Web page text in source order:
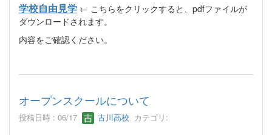
学校自由見学 ← こちらをクリックすると、pdfファイルが
ダウンロードされます。
内容をご確認ください。
オープンスクールについて
投稿日時 : 06/17 古川高校 カテゴリ: